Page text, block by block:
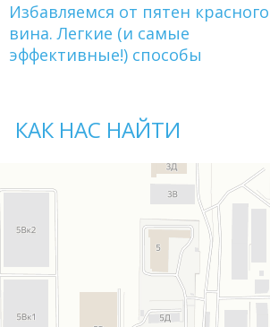
Избавляемся от пятен красного
вина. Легкие (и самые
эффективные!) способы
КАК НАС НАЙТИ